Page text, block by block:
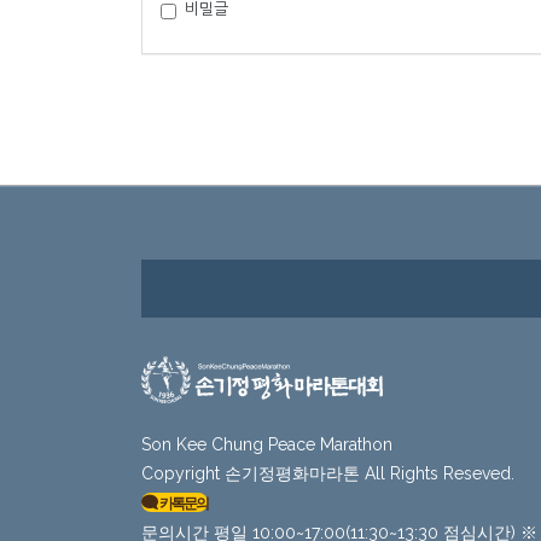
비밀글
Son Kee Chung Peace Marathon
Copyright 손기정평화마라톤 All Rights Reseved.
카톡문의
문의시간 평일 10:00~17:00(11:30~13:30 점심시간)